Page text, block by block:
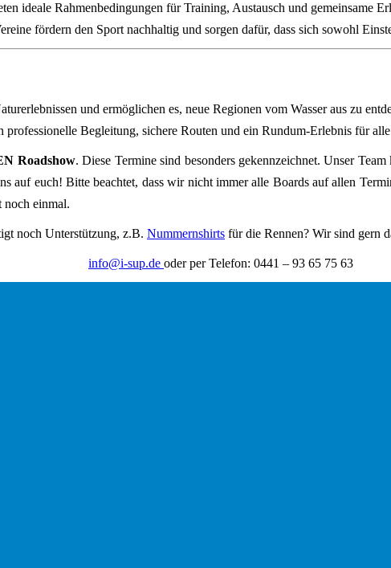
ideale Rahmenbedingungen für Training, Austausch und gemeinsame
fördern den Sport nachhaltig und sorgen dafür, dass sich sowohl
und ermöglichen es, neue Regionen vom Wasser aus zu
Begleitung, sichere Routen und ein Rundum‑Erlebnis für
Roadshow. Diese Termine sind besonders gekennzeichnet. Unser
auf euch! Bitte beachtet, dass wir nicht immer alle Boards auf allen
noch einmal.
noch Unterstützung, z.B. Nummernshirts für die Rennen? Wir sind gern
info@i-sup.de oder per Telefon: 0441 – 93 65 75 63